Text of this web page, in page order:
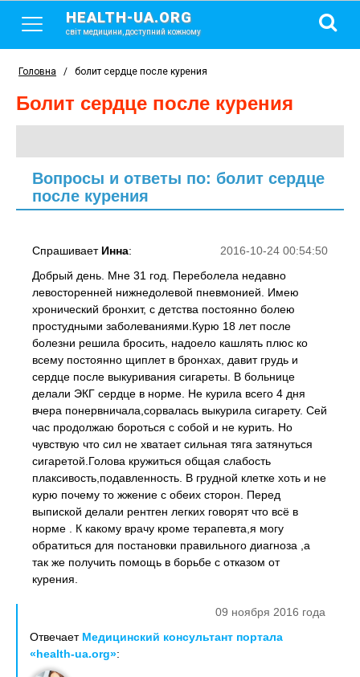
HEALTH-UA.ORG
світ медицини, доступний кожному
Головна / болит сердце после курения
болит сердце после курения
Вопросы и ответы по: болит сердце
после курения
2016-10-24 00:54:50
Спрашивает Инна:
Добрый день. Мне 31 год. Переболела недавно
левосторенней нижнедолевой пневмонией. Имею
хронический бронхит, с детства постоянно болею
простудными заболеваниями.Курю 18 лет после
болезни решила бросить, надоело кашлять плюс ко
всему постоянно щиплет в бронхах, давит грудь и
сердце после выкуривания сигареты. В больнице
делали ЭКГ сердце в норме. Не курила всего 4 дня
вчера понервничала,сорвалась выкурила сигарету. Сей
час продолжаю бороться с собой и не курить. Но
чувствую что сил не хватает сильная тяга затянуться
сигаретой.Голова кружиться общая слабость
плаксивость,подавленность. В грудной клетке хоть и не
курю почему то жжение с обеих сторон. Перед
выпиской делали рентген легких говорят что всё в
норме . К какому врачу кроме терапевта,я могу
обратиться для постановки правильного диагноза ,а
так же получить помощь в борьбе с отказом от
курения.
09 ноября 2016 года
Отвечает Медицинский консультант портала
«health-ua.org»: